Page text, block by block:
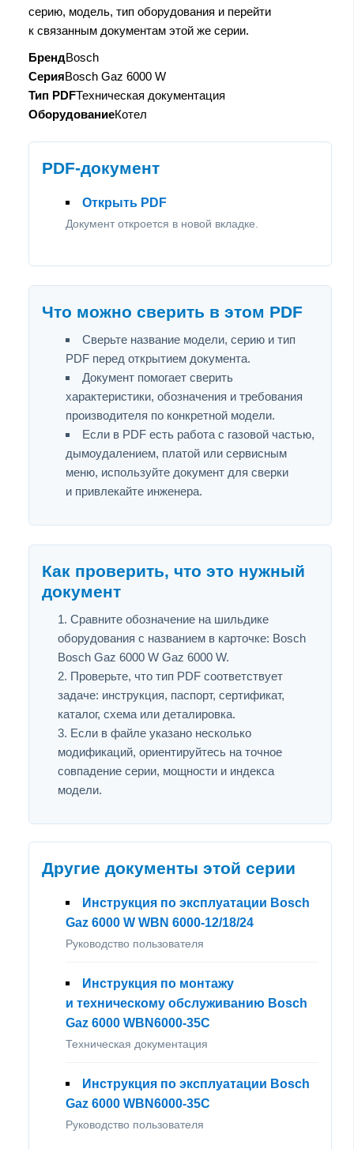
серию, модель, тип оборудования и перейти
к связанным документам этой же серии.
БрендBosch
СерияBosch Gaz 6000 W
Тип PDFТехническая документация
ОборудованиеКотел
PDF-документ
Открыть PDF
Документ откроется в новой вкладке.
Что можно сверить в этом PDF
Сверьте название модели, серию и тип
PDF перед открытием документа.
Документ помогает сверить
характеристики, обозначения и требования
производителя по конкретной модели.
Если в PDF есть работа с газовой частью,
дымоудалением, платой или сервисным
меню, используйте документ для сверки
и привлекайте инженера.
Как проверить, что это нужный
документ
Сравните обозначение на шильдике
оборудования с названием в карточке: Bosch
Bosch Gaz 6000 W Gaz 6000 W.
Проверьте, что тип PDF соответствует
задаче: инструкция, паспорт, сертификат,
каталог, схема или деталировка.
Если в файле указано несколько
модификаций, ориентируйтесь на точное
совпадение серии, мощности и индекса
модели.
Другие документы этой серии
Инструкция по эксплуатации Bosch
Gaz 6000 W WBN 6000-12/18/24
Руководство пользователя
Инструкция по монтажу
и техническому обслуживанию Bosch
Gaz 6000 WBN6000-35C
Техническая документация
Инструкция по эксплуатации Bosch
Gaz 6000 WBN6000-35C
Руководство пользователя